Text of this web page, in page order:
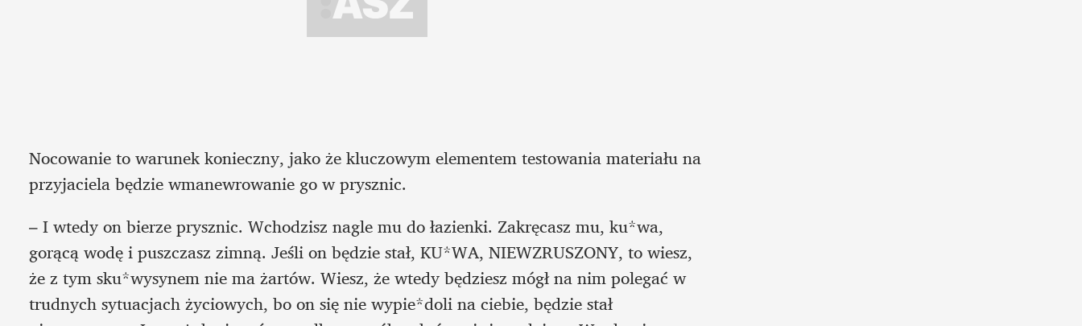
Nocowanie to warunek konieczny, jako że kluczowym elementem testowania materiału na
przyjaciela będzie wmanewrowanie go w prysznic.
– I wtedy on bierze prysznic. Wchodzisz nagle mu do łazienki. Zakręcasz mu, ku*wa,
gorącą wodę i puszczasz zimną. Jeśli on będzie stał, KU*WA, NIEWZRUSZONY, to wiesz,
że z tym sku*wysynem nie ma żartów. Wiesz, że wtedy będziesz mógł na nim polegać w
trudnych sytuacjach życiowych, bo on się nie wypie*doli na ciebie, będzie stał